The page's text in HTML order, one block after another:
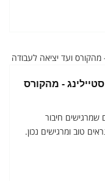
- מהקורס
שמרגישים חיבור
טוב ומרגישים נכון.